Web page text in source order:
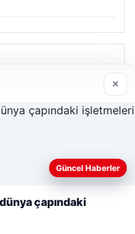
iyi anlayabilmek,
×
Güncel Haberler
çapındaki